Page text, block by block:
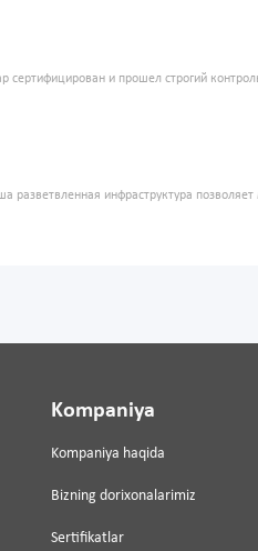
сертифицирован и прошел строгий
разветвленная инфраструктура
Kompaniya
Kompaniya haqida
Bizning dorixonalarimiz
Sertifikatlar